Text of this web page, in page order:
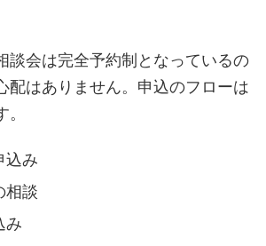
談会は完全予約制となっているの
配はありません。申込のフローは
込み
相談
み